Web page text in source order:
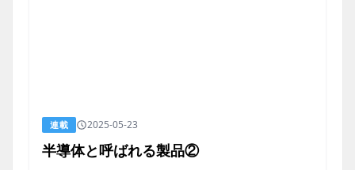
連載 2025-05-23
半導体と呼ばれる製品②